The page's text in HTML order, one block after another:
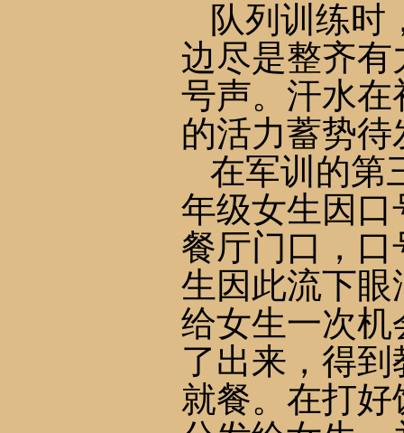
队列训练时
边尽是整齐
号声。汗水
的活力蓄势待
在军训的第
年级女生因
餐厅门口，
生因此流下
给女生一次
了出来，得
就餐。在打